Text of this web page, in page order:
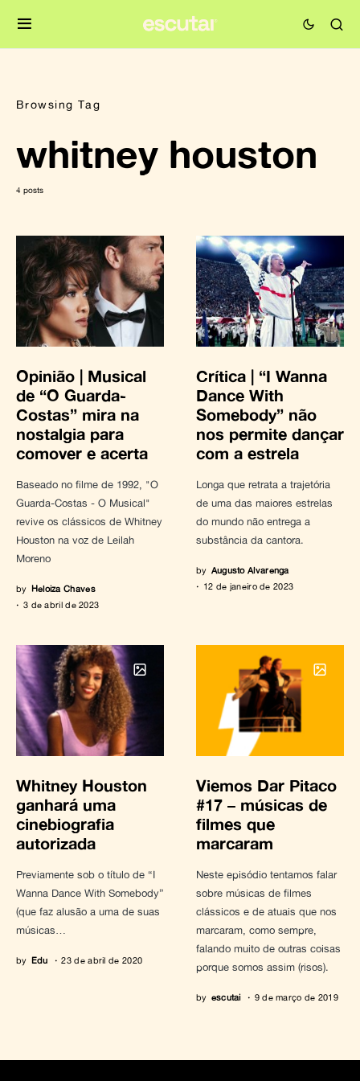
Browsing Tag
whitney houston
4 posts
Opinião | Musical
de “O Guarda-
Costas” mira na
nostalgia para
comover e acerta
Baseado no filme de 1992, "O
Guarda-Costas - O Musical"
revive os clássicos de Whitney
Houston na voz de Leilah
Moreno
by Heloiza Chaves
3 de abril de 2023
Crítica | “I Wanna
Dance With
Somebody” não
nos permite dançar
com a estrela
Longa que retrata a trajetória
de uma das maiores estrelas
do mundo não entrega a
substância da cantora.
by Augusto Alvarenga
12 de janeiro de 2023
Whitney Houston
ganhará uma
cinebiografia
autorizada
Previamente sob o título de “I
Wanna Dance With Somebody”
(que faz alusão a uma de suas
músicas…
by Edu 23 de abril de 2020
Viemos Dar Pitaco
#17 – músicas de
filmes que
marcaram
Neste episódio tentamos falar
sobre músicas de filmes
clássicos e de atuais que nos
marcaram, como sempre,
falando muito de outras coisas
porque somos assim (risos).
by escutai 9 de março de 2019